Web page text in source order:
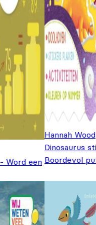
Word een
prijs was: €9,99.
prijs is: €7,99.
Hannah Wood
Dinosaurus
Boordevol